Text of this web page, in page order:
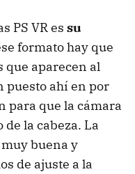
PS VR es su
formato hay que
que aparecen al
puesto ahí en por
para que la cámara
la cabeza. La
buena y
de ajuste a la